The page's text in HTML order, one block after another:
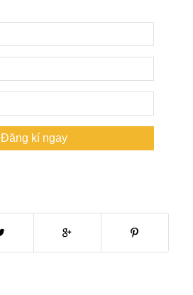
Đăng kí ngay